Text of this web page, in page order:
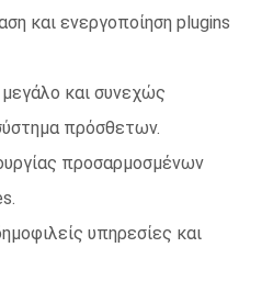
και ενεργοποίηση plugins
και συνεχώς
πρόσθετων.
προσαρμοσμένων
υπηρεσίες και